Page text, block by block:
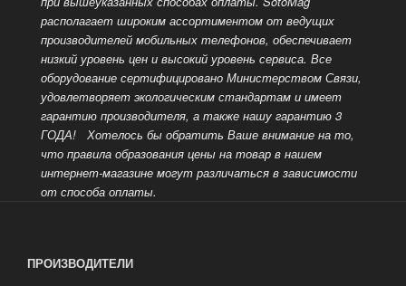
располагает широким ассортиментом от ведущих
производителей мобильных телефонов, обеспечивает
низкий уровень цен и высокий уровень сервиса. Все
оборудование сертифицировано Министерством Связи,
удовлетворяет экологическим стандартам и имеет
гарантию производителя, а также нашу гарантию 3
ГОДА! Хотелось бы обратить Ваше внимание на то,
что правила образования цены на товар в нашем
интернет-магазине могут различаться в зависимости
от способа оплаты.
ПРОИЗВОДИТЕЛИ